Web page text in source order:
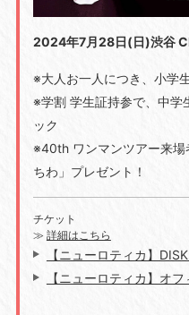
2024年7月28日(日)渋谷
※大人お一人につき、小学
※学割 学生証持参で、中
ック
※40th ワンマンツアー来場
ちわ」プレゼント！
チケット
≫ 詳細はこちら
【ニューロティカ】
【ニューロティカ】オ